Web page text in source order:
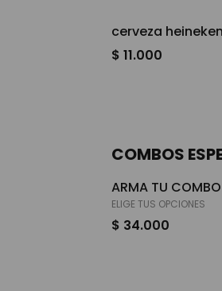
cerveza heineken
$ 11.000
COMBOS
ARMA TU
ELIGE TUS OPCIONES
$ 34.000